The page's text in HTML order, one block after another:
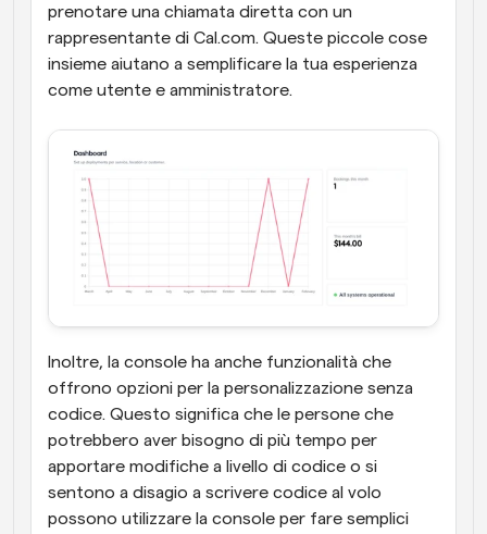
prenotare una chiamata diretta con un
rappresentante di Cal.com. Queste piccole cose
insieme aiutano a semplificare la tua esperienza
come utente e amministratore.
Inoltre, la console ha anche funzionalità che
offrono opzioni per la personalizzazione senza
codice. Questo significa che le persone che
potrebbero aver bisogno di più tempo per
apportare modifiche a livello di codice o si
sentono a disagio a scrivere codice al volo
possono utilizzare la console per fare semplici